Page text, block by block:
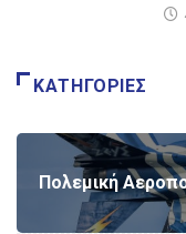
ΚΑΤΗΓΟΡΊΕΣ
Πολεμική